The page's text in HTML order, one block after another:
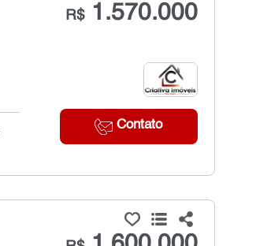
R$1.570.000
Contato